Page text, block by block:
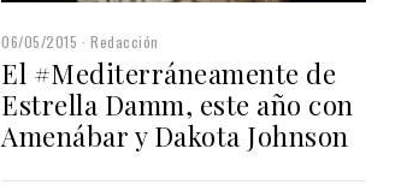
06/05/2015 Redacción
El #Mediterráneamente de
Estrella Damm, este año con
Amenábar y Dakota Johnson